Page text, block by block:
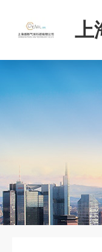
上